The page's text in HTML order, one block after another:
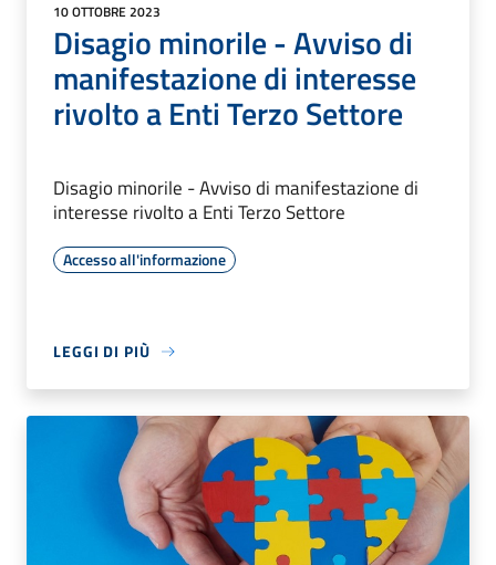
10 OTTOBRE 2023
Disagio minorile - Avviso di
manifestazione di interesse
rivolto a Enti Terzo Settore
Disagio minorile - Avviso di manifestazione di
interesse rivolto a Enti Terzo Settore
Accesso all'informazione
LEGGI DI PIÙ